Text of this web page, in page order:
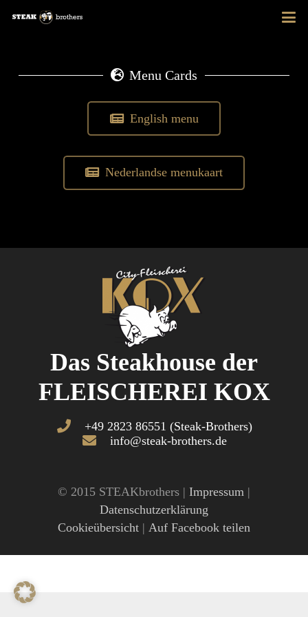
Menu Cards
English menu
Nederlandse menukaart
Das Steakhouse der
FLEISCHEREI KOX
+49 2823 86551 (Steak-Brothers)
info@steak-brothers.de
© 2015 STEAKbrothers | Impressum |
Datenschutzerklärung
Cookieübersicht | Auf Facebook teilen